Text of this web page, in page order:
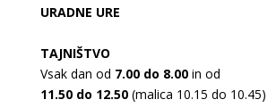
URADNE URE
TAJNIŠTVO
Vsak dan od 7.00 do 8.00in od
11.50 do 12.50(malica 10.15 do 10.45)